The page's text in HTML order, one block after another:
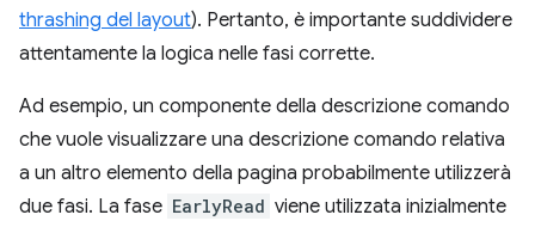
thrashing del layout). Pertanto, è importante suddividere
attentamente la logica nelle fasi corrette.
Ad esempio, un componente della descrizione comando
che vuole visualizzare una descrizione comando relativa
a un altro elemento della pagina probabilmente utilizzerà
due fasi. La fase EarlyRead viene utilizzata inizialmente